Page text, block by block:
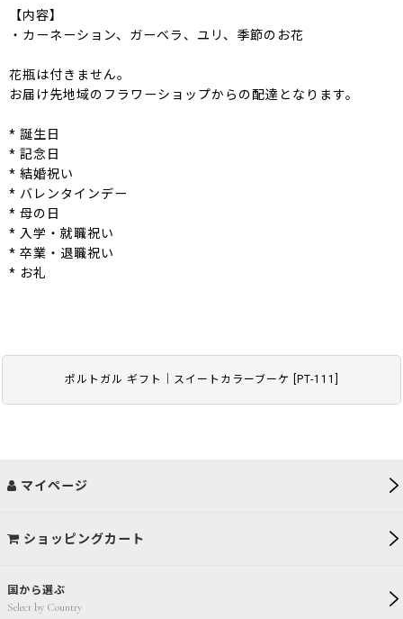
ポルトガル ギフト｜スイートカラーブーケ PT-111
【内容】
・カーネーション、ガーベラ、ユリ、季節のお花
花瓶は付きません。
お届け先地域のフラワーショップからの配達となります。
* 誕生日
* 記念日
* 結婚祝い
* バレンタインデー
* 母の日
* 入学・就職祝い
* 卒業・退職祝い
* お礼
国から選ぶ
Select by Country
マイページ
ショッピングカート